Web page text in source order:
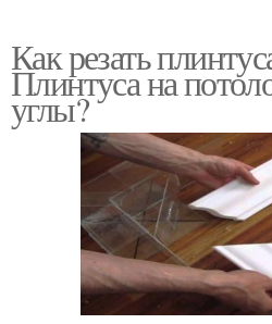
Как резать
Плинтуса на
углы?